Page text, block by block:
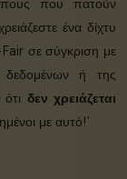
που πατούν
ένα δίχτυ
σε σύγκριση με
ή της
δεν χρειάζεται
με αυτό!’